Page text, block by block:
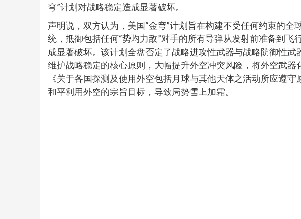
穹”计划对战略稳定造成显著破坏。
声明说，双方认为，美国“金穹”计划旨在构建不受任何约束的全
统，抵御包括任何“势均力敌”对手的所有导弹从发射前准备到飞
成显著破坏。该计划全盘否定了战略进攻性武器与战略防御性
维护战略稳定的核心原则，大幅提升外空冲突风险，将外空武器
《关于各国探测及使用外空包括月球与其他天体之活动所应遵守
和平利用外空的宗旨目标，导致局势雪上加霜。